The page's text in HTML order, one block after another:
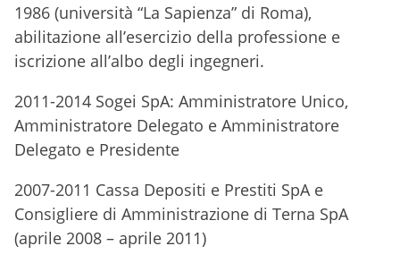
1986 (università “La Sapienza” di Roma),
abilitazione all’esercizio della professione e
iscrizione all’albo degli ingegneri.
2011-2014 Sogei SpA: Amministratore Unico,
Amministratore Delegato e Amministratore
Delegato e Presidente
2007-2011 Cassa Depositi e Prestiti SpA e
Consigliere di Amministrazione di Terna SpA
(aprile 2008 – aprile 2011)